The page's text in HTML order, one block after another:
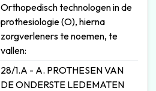
Orthopedisch technologen in de
prothesiologie (O), hierna
zorgverleners te noemen, te
vallen:
28/1.A - A. PROTHESEN VAN
DE ONDERSTE LEDEMATEN